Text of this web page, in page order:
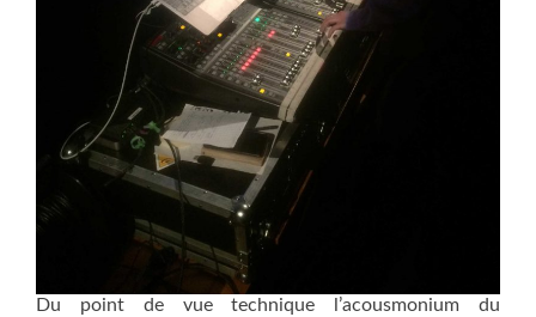
Du point de vue technique l’acousmonium du